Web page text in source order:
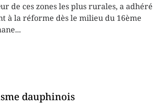
de ces zones les plus rurales, a adhéré
à la réforme dès le milieu du 16ème
dauphinois